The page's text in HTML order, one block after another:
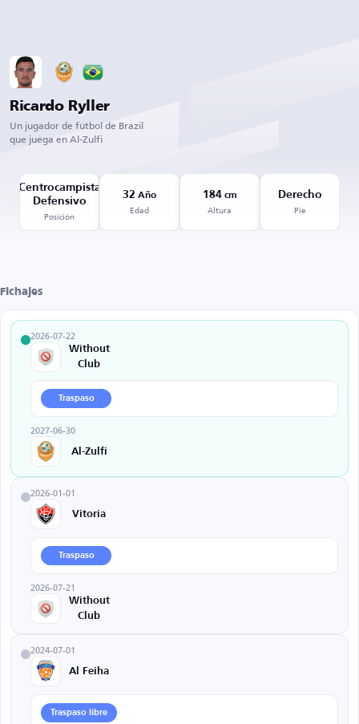
Ricardo Ryller
Un jugador de fútbol de Brazil
que juega en Al-Zulfi
Centrocampista
Defensivo
Posición
32 Año
Edad
184cm
Altura
Derecho
Pie
Fichajes
2026-07-22
Without
Club
Traspaso
2027-06-30
Al-Zulfi
2026-01-01
Vitoria
Traspaso
2026-07-21
Without
Club
2024-07-01
Al Feiha
Traspaso libre